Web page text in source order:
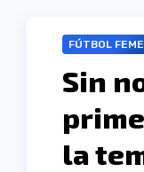
FÚTBOL
Sin
la